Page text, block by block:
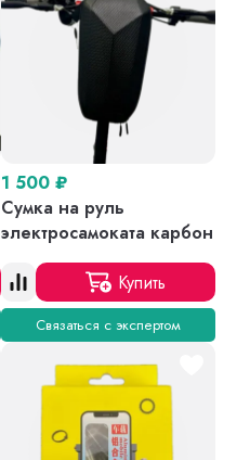
1 500 ₽
Сумка на руль
электросамоката карбон
Купить
Связаться с экспертом